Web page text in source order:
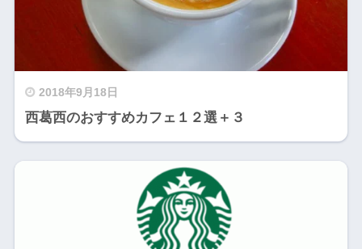
2018年9月18日
西葛西のおすすめカフェ１２選＋３